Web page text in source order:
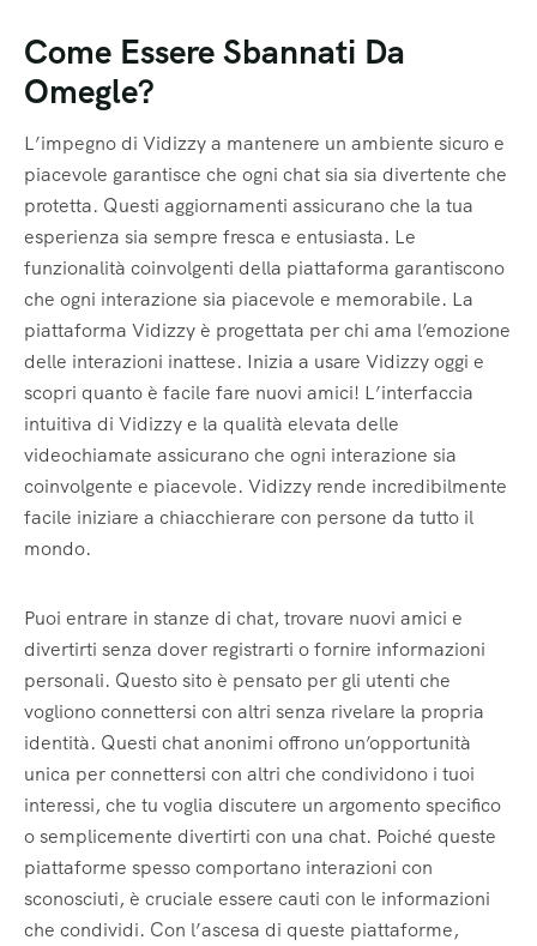
Come Essere Sbannati Da
Omegle?
L’impegno di Vidizzy a mantenere un ambiente sicuro e
piacevole garantisce che ogni chat sia sia divertente che
protetta. Questi aggiornamenti assicurano che la tua
esperienza sia sempre fresca e entusiasta. Le
funzionalità coinvolgenti della piattaforma garantiscono
che ogni interazione sia piacevole e memorabile. La
piattaforma Vidizzy è progettata per chi ama l’emozione
delle interazioni inattese. Inizia a usare Vidizzy oggi e
scopri quanto è facile fare nuovi amici! L’interfaccia
intuitiva di Vidizzy e la qualità elevata delle
videochiamate assicurano che ogni interazione sia
coinvolgente e piacevole. Vidizzy rende incredibilmente
facile iniziare a chiacchierare con persone da tutto il
mondo.
Puoi entrare in stanze di chat, trovare nuovi amici e
divertirti senza dover registrarti o fornire informazioni
personali. Questo sito è pensato per gli utenti che
vogliono connettersi con altri senza rivelare la propria
identità. Questi chat anonimi offrono un’opportunità
unica per connettersi con altri che condividono i tuoi
interessi, che tu voglia discutere un argomento specifico
o semplicemente divertirti con una chat. Poiché queste
piattaforme spesso comportano interazioni con
sconosciuti, è cruciale essere cauti con le informazioni
che condividi. Con l’ascesa di queste piattaforme,